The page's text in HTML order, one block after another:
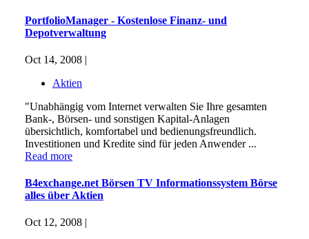
PortfolioManager - Kostenlose Finanz- und
Depotverwaltung
Oct 14, 2008 |
Aktien
"Unabhängig vom Internet verwalten Sie Ihre gesamten
Bank-, Börsen- und sonstigen Kapital-Anlagen
übersichtlich, komfortabel und bedienungsfreundlich.
Investitionen und Kredite sind für jeden Anwender ...
Read more
B4exchange.net Börsen TV Informationssystem Börse
alles über Aktien
Oct 12, 2008 |